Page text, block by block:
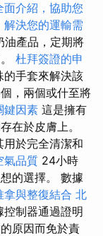
面介紹，協助您
決您的運輸需
油產品，定期將
杜拜簽證的申
的手套來解決該
，兩個或什至將
鍵因素 這是擁有
在於皮膚上。
於完全清潔和
氣品質 24小時
的選擇。 數據
拿與整復結合 北
控制器通過證明
原因而免於責